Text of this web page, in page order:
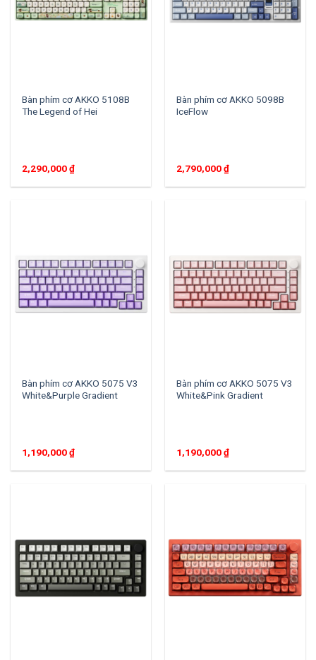
Bàn phím cơ AKKO 5108B
The Legend of Hei
2,290,000₫
Bàn phím cơ AKKO 5098B
IceFlow
2,790,000₫
Bàn phím cơ AKKO 5075 V3
White&Purple Gradient
1,190,000₫
Bàn phím cơ AKKO 5075 V3
White&Pink Gradient
1,190,000₫